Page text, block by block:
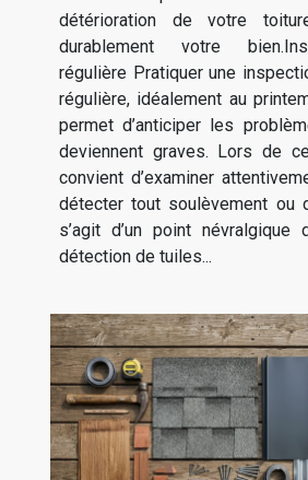
détérioration de votre
durablement votre
régulière Pratiquer une
régulière, idéalement au
permet d’anticiper les
deviennent graves. Lors de
convient d’examiner
détecter tout soulèvement ou
s’agit d’un point névralgique
détection de tuiles...